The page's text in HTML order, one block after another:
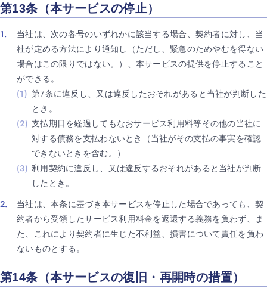
第13条（本サービスの停止）
当社は、次の各号のいずれかに該当する場合、契約者に対し、当
社が定める方法により通知し（ただし、緊急のためやむを得ない
場合はこの限りではない。）、本サービスの提供を停止すること
ができる。
第7条に違反し、又は違反したおそれがあると当社が判断した
とき。
支払期日を経過してもなおサービス利用料等その他の当社に
対する債務を支払わないとき（当社がその支払の事実を確認
できないときを含む。）
利用契約に違反し、又は違反するおそれがあると当社が判断
したとき。
当社は、本条に基づき本サービスを停止した場合であっても、契
約者から受領したサービス利用料金を返還する義務を負わず、ま
た、これにより契約者に生じた不利益、損害について責任を負わ
ないものとする。
第14条（本サービスの復旧・再開時の措置）